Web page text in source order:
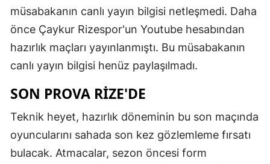
müsabakanın canlı yayın bilgisi netleşmedi. Daha
önce Çaykur Rizespor'un Youtube hesabından
hazırlık maçları yayınlanmıştı. Bu müsabakanın
canlı yayın bilgisi henüz paylaşılmadı.
SON PROVA RİZE'DE
Teknik heyet, hazırlık döneminin bu son maçında
oyuncularını sahada son kez gözlemleme fırsatı
bulacak. Atmacalar, sezon öncesi form